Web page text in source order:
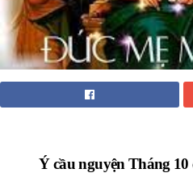
Ý cầu nguyện Tháng